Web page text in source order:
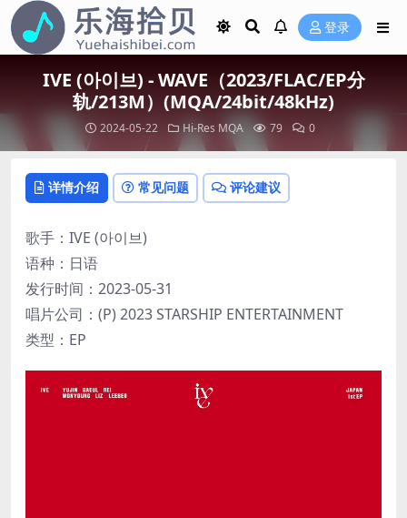
登录
IVE (아이브) - WAVE（2023/FLAC/EP分
轨/213M）(MQA/24bit/48kHz)
2024-05-22 Hi-Res MQA 79 0
详情介绍 常见问题 评论建议
歌手：IVE (아이브)
语种：日语
发行时间：2023-05-31
唱片公司：(P) 2023 STARSHIP ENTERTAINMENT
类型：EP